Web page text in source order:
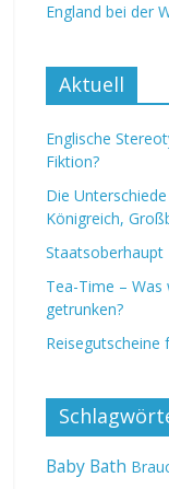
England bei der
Aktuell
Englische
Fiktion?
Die
Königreich,
Staatsoberhaupt
Tea-Time –
getrunken?
Reisegutscheine
Baby Bath